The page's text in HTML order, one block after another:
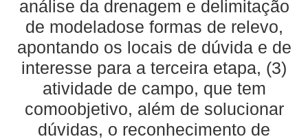
análise da drenagem e delimitação
de modeladose formas de relevo,
apontando os locais de dúvida e de
interesse para a terceira etapa, (3)
atividade de campo, que tem
comoobjetivo, além de solucionar
dúvidas, o reconhecimento de